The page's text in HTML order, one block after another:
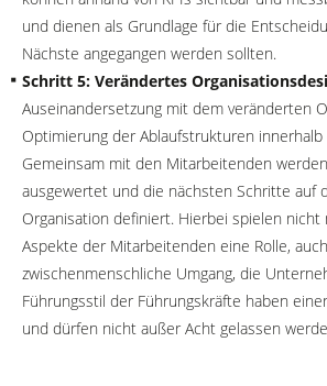
und dienen als Grundlage für die
Nächste angegangen werden sollten.
Schritt 5: Verändertes
Auseinandersetzung mit dem veränderten
Optimierung der Ablaufstrukturen
Gemeinsam mit den Mitarbeitenden
ausgewertet und die nächsten Schritte auf
Organisation definiert. Hierbei spielen nicht
Aspekte der Mitarbeitenden eine Rolle,
zwischenmenschliche Umgang, die
Führungsstil der Führungskräfte haben
und dürfen nicht außer Acht gelassen